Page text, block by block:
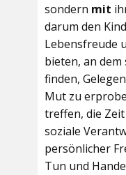
sondern mit
darum den
Lebensfreude
bieten, an
finden,
Mut zu
treffen, die
soziale
persönlicher
Tun und